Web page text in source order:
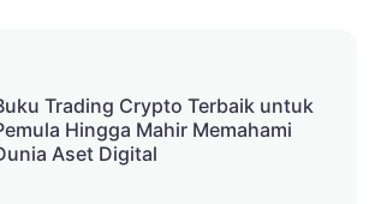
Trading Crypto Terbaik untuk
Hingga Mahir Memahami
Aset Digital